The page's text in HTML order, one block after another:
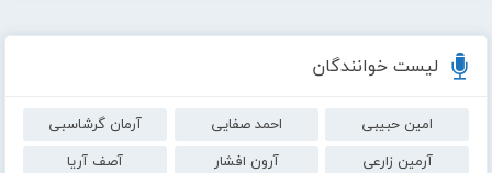
لیست خوانندگان
امین حبیبی احمد صفایی
آرمان گرشاسبی
آرمین زارعی
آرون افشار
آصف آریا